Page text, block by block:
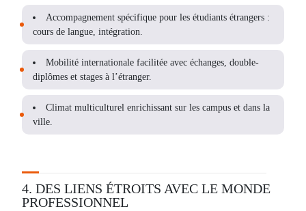
Accompagnement spécifique pour les étudiants étrangers :
cours de langue, intégration.
Mobilité internationale facilitée avec échanges, double-
diplômes et stages à l’étranger.
Climat multiculturel enrichissant sur les campus et dans la
ville.
4. DES LIENS ÉTROITS AVEC LE MONDE
PROFESSIONNEL